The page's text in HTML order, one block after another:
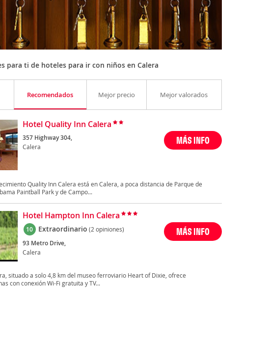
para ti de hoteles para ir con niños en Calera
Recomendados Mejor precio Mejor valorados
Hotel Quality Inn Calera
357 Highway 304,
Calera
MÁS INFO
Quality Inn Calera está en Calera, a poca distancia de Parque de
Paintball Park y de Campo...
Hotel Hampton Inn Calera
10 Extraordinario (2 opiniones)
93 Metro Drive,
Calera
MÁS INFO
situado a solo 4,8 km del museo ferroviario Heart of Dixie, ofrece
con conexión Wi-Fi gratuita y TV...